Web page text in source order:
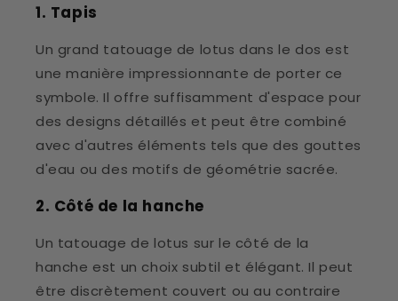
1. Tapis
Un grand tatouage de lotus dans le dos est
une manière impressionnante de porter ce
symbole. Il offre suffisamment d'espace pour
des designs détaillés et peut être combiné
avec d'autres éléments tels que des gouttes
d'eau ou des motifs de géométrie sacrée.
2. Côté de la hanche
Un tatouage de lotus sur le côté de la
hanche est un choix subtil et élégant. Il peut
être discrètement couvert ou au contraire